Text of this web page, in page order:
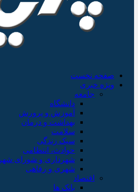
صفحه نخست
ویژه خبری
جامعه
دانشگاه
آموزش و پرورش
بهداشت و درمان
سلامت
سبک زندگی
حوادث، انتظامی
شهرداری و شورای شهر
شهری و رفاهی
اقتصاد
بانک ها